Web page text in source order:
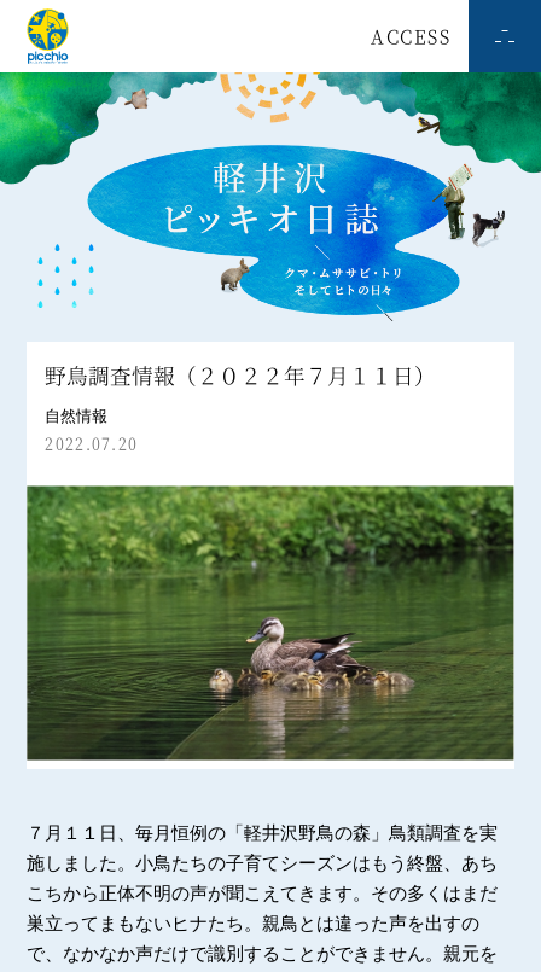
ACCESS
野鳥調査情報（２０２２年７月１１日）
自然情報
2022.07.20
７月１１日、毎月恒例の「軽井沢野鳥の森」鳥類調査を実
施しました。小鳥たちの子育てシーズンはもう終盤、あち
こちから正体不明の声が聞こえてきます。その多くはまだ
巣立ってまもないヒナたち。親鳥とは違った声を出すの
で、なかなか声だけで識別することができません。親元を